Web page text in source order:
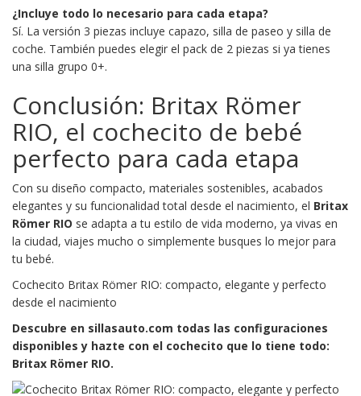
¿Incluye todo lo necesario para cada etapa?
Sí. La versión 3 piezas incluye capazo, silla de paseo y silla de
coche. También puedes elegir el pack de 2 piezas si ya tienes
una silla grupo 0+.
Conclusión: Britax Römer
RIO, el cochecito de bebé
perfecto para cada etapa
Con su diseño compacto, materiales sostenibles, acabados
elegantes y su funcionalidad total desde el nacimiento, el Britax
Römer RIO se adapta a tu estilo de vida moderno, ya vivas en
la ciudad, viajes mucho o simplemente busques lo mejor para
tu bebé.
Cochecito Britax Römer RIO: compacto, elegante y perfecto
desde el nacimiento
Descubre en sillasauto.com todas las configuraciones
disponibles y hazte con el cochecito que lo tiene todo:
Britax Römer RIO.